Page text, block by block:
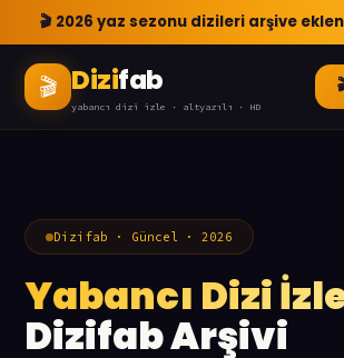
🎬 2026 yaz sezonu dizileri arşive
🎬 Dizifab
yabancı dizi izle · altyazılı · HD
Dizifab · Güncel · 2026
Yabancı Dizi
Dizifab Arşivi